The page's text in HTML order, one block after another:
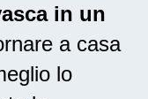
in un
a casa
lo